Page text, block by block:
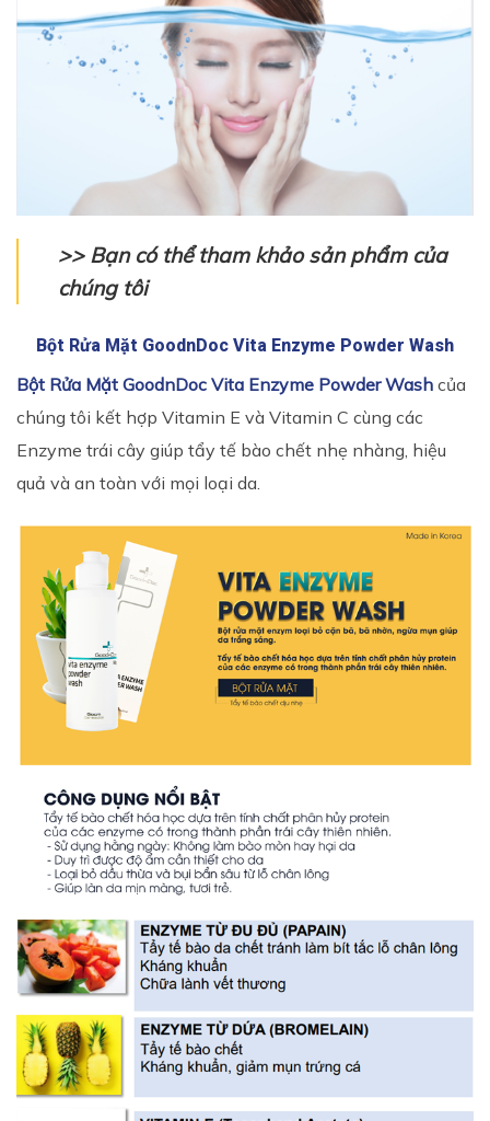
>> Bạn có thể tham khảo sản phẩm của
chúng tôi
Bột Rửa Mặt GoodnDoc Vita Enzyme Powder Wash
Bột Rửa Mặt GoodnDoc Vita Enzyme Powder Wash của
chúng tôi kết hợp Vitamin E và Vitamin C cùng các
Enzyme trái cây giúp tẩy tế bào chết nhẹ nhàng, hiệu
quả và an toàn với mọi loại da.